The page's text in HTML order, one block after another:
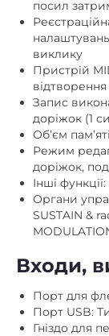
посил
виклику
Пристрій
відтворення
Запис
доріжок (1
Об’єм
Режим
доріжок,
Інші
Органи
SUSTAIN &
Входи,
Порт для
Порт USB:
Гніздо для